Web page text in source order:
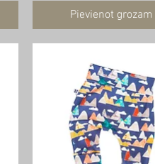
Pievienot grozam